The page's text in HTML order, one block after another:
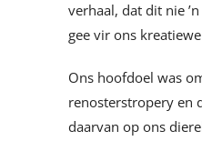
verhaal, dat dit nie
gee vir ons
Ons hoofdoel was
renosterstropery en
daarvan op ons